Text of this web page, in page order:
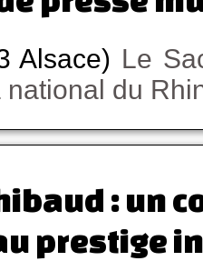
Alsace) Le
national du
: un
prestige